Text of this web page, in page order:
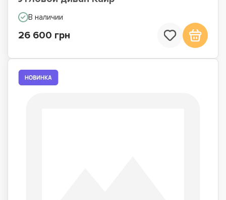
В наличии
26 600 грн